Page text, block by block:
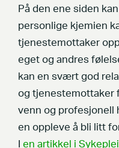
På den ene siden
personlige kjemien
tjenestemottaker
eget og andres
kan en svært god
og tjenestemottaker
venn og profesjonell
en oppleve å bli litt
en artikkel i